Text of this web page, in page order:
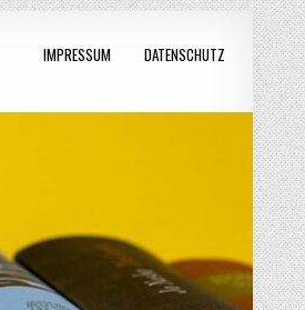
IMPRESSUM DATENSCHUTZ